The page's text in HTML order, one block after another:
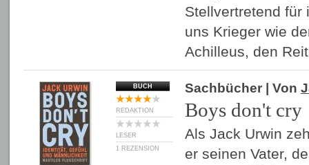
Stellvertretend für
uns Krieger wie
Achilleus, den
BUCH
REDAKTION
LESER
1 REZENSION
Sachbücher | Von
Boys don't cry
Als Jack Urwin
er seinen Vater,